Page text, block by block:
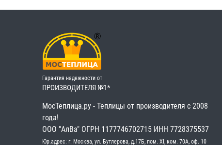
Гарантия надежности от
ПРОИЗВОДИТЕЛЯ №1*
МосТеплица.ру - Теплицы от производителя с 2008
года!
OOO "АлВа" OГРН ‎1177746702715 ИНН ‎7728375537
Юр.адрес: г. Москва, ул. Бутлерова, д.17Б, пом. XI, ком. 70А, оф. 10